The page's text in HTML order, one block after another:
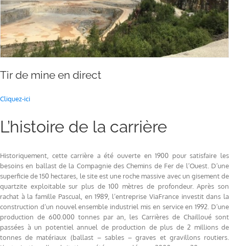
Tir de mine en direct
Cliquez-ici
L’histoire de la carrière
Historiquement, cette carrière a été ouverte en 1900 pour satisfaire les
besoins en ballast de la Compagnie des Chemins de Fer de l’Ouest. D’une
superficie de 150 hectares, le site est une roche massive avec un gisement de
quartzite exploitable sur plus de 100 mètres de profondeur. Après son
rachat à la famille Pascual, en 1989, l’entreprise ViaFrance investit dans la
construction d’un nouvel ensemble industriel mis en service en 1992. D’une
production de 600.000 tonnes par an, les Carrières de Chailloué sont
passées à un potentiel annuel de production de plus de 2 millions de
tonnes de matériaux (ballast – sables – graves et gravillons routiers.